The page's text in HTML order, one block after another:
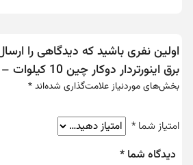
اولین نفری باشید که دیدگاهی را
برق اینورتردار دوکار چین 10 کیلوات – Di14000E”
بخش‌های موردنیاز علامت‌گذاری شده‌اند*
امتیاز شما*
دیدگاه شما *